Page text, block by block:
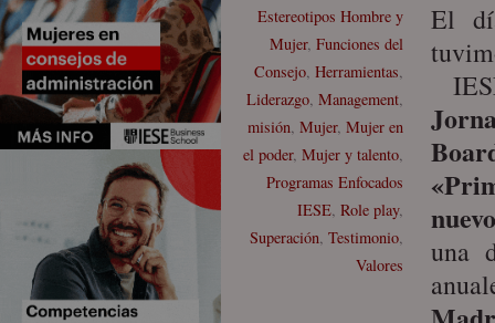
Estereotipos Hombre y
Mujer, Funciones del
Consejo, Herramientas,
Liderazgo, Management,
misión, Mujer, Mujer en
el poder, Mujer y talento,
Programas Enfocados
IESE, Role play,
Superación, Testimonio,
Valores
El
una